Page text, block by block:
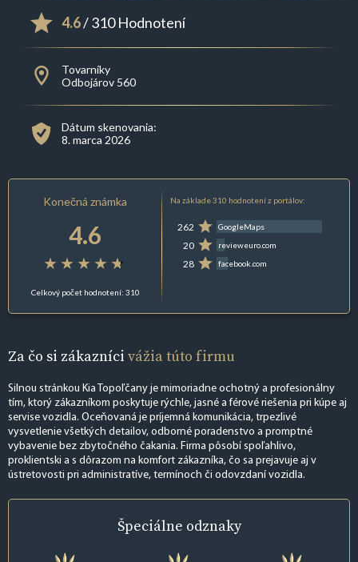
4.6/ 310 Hodnotení
Tovarníky
Odbojárov 560
Dátum skenovania:
8. marca 2026
Konečná známka
4.6
Celkový počet hodnotení: 310
Na základe 310 hodnotení z portálov:
262 GoogleMaps
20 revieweuro.com
28 facebook.com
Za čo si zákazníci vážia túto firmu
Silnou stránkou Kia Topoľčany je mimoriadne ochotný a profesionálny
tím, ktorý zákazníkom poskytuje rýchle, jasné a férové riešenia pri kúpe aj
servise vozidla. Oceňovaná je príjemná komunikácia, trpezlivé
vysvetlenie všetkých detailov, odborné poradenstvo a promptné
vybavenie bez zbytočného čakania. Firma pôsobí spoľahlivo,
proklientski a s dôrazom na komfort zákazníka, čo sa prejavuje aj v
ústretovosti pri administratíve, termínoch či odovzdaní vozidla.
Špeciálne odznaky